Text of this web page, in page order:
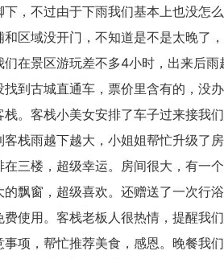
下，不过由于下雨我们基本上也没怎
和区域没开门，不知道是不是太晚了
们在景区游玩差不多4小时，出来后雨
找到古城直通车，票价里含有的，没
栈。客栈小美女安排了车子过来接我
客栈雨越下越大，小姐姐帮忙升级了房
在三楼，超级幸运。房间很大，有一
的飘窗，超级喜欢。还赠送了一次行
费使用。客栈老板人很热情，提醒我
事项，帮忙推荐美食，感恩。晚餐我